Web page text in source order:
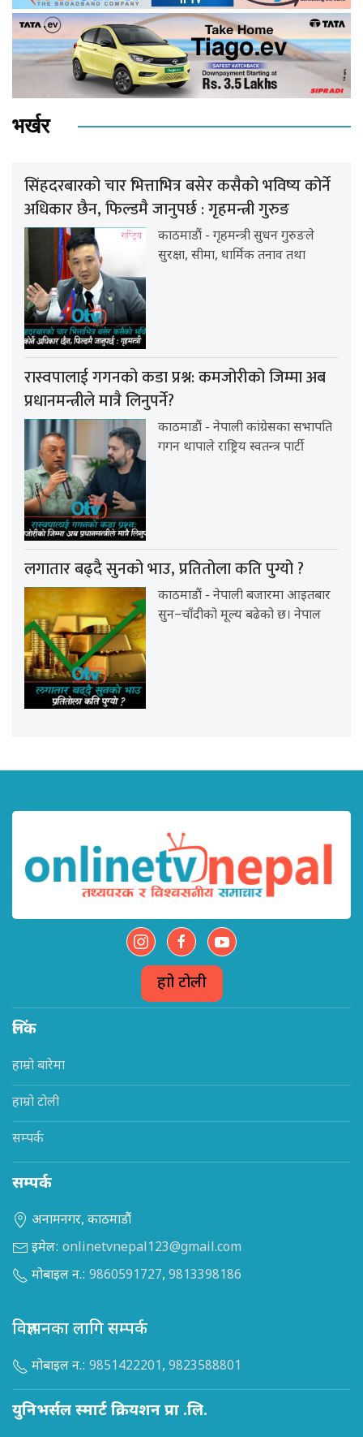
भर्खर
सिंहदरबारको चार भित्ताभित्र बसेर कसैको भविष्य कोर्ने
अधिकार छैन, फिल्डमै जानुपर्छ : गृहमन्त्री गुरुङ
काठमाडौं - गृहमन्त्री सुधन गुरुङले
सुरक्षा, सीमा, धार्मिक तनाव तथा
रास्वपालाई गगनको कडा प्रश्न: कमजोरीको जिम्मा अब
प्रधानमन्त्रीले मात्रै लिनुपर्ने?
काठमाडौं - नेपाली कांग्रेसका सभापति
गगन थापाले राष्ट्रिय स्वतन्त्र पार्टी
लगातार बढ्दै सुनको भाउ, प्रतितोला कति पुग्यो ?
काठमाडौं - नेपाली बजारमा आइतबार
सुन–चाँदीको मूल्य बढेको छ। नेपाल
हाम्रो टोली
लिंक
हाम्रो बारेमा
हाम्रो टोली
सम्पर्क
सम्पर्क
अनामनगर, काठमाडौं
इमेल: onlinetvnepal123@gmail.com
मोबाइल न.: 9860591727, 9813398186
विज्ञापनका लागि सम्पर्क
मोबाइल न.: 9851422201, 9823588801
युनिभर्सल स्मार्ट क्रियशन प्रा .लि.